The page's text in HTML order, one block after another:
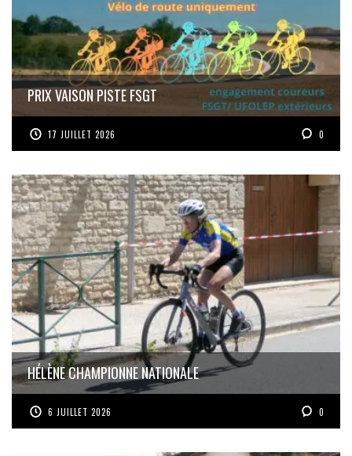
PRIX VAISON PISTE FSGT
17 JUILLET 2026 0
HÉLÈNE CHAMPIONNE NATIONALE
6 JUILLET 2026 0